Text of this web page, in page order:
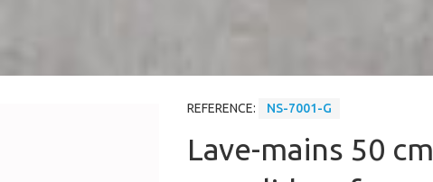
REFERENCE: NS-7001-G
Lave-mains 50 cm